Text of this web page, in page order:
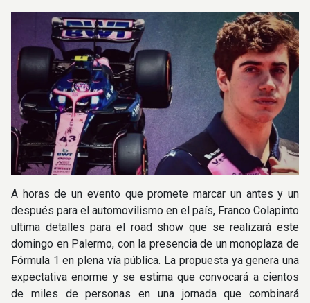
A horas de un evento que promete marcar un antes y un
después para el automovilismo en el país, Franco Colapinto
ultima detalles para el road show que se realizará este
domingo en Palermo, con la presencia de un monoplaza de
Fórmula 1 en plena vía pública. La propuesta ya genera una
expectativa enorme y se estima que convocará a cientos
de miles de personas en una jornada que combinará